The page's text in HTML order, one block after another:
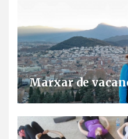
Marxar de